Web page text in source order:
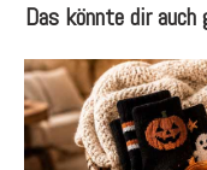
Das könnte dir auch